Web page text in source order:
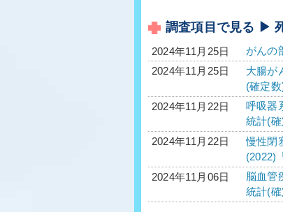
調査項目で見る ▶
2024年11月25日
がんの
2024年11月25日
大腸が
(確定
2024年11月22日
呼吸器
統計(
2024年11月22日
慢性閉
(2022)
2024年11月06日
脳血管
統計(